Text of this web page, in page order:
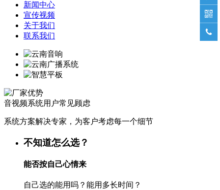
新闻中心
宣传视频
关于我们
联系我们
音视频系统用户常见顾虑
系统方案解决专家，为客户考虑每一个细节
不知道怎么选？
能否按自己心情来
自己选的能用吗？能用多长时间？

